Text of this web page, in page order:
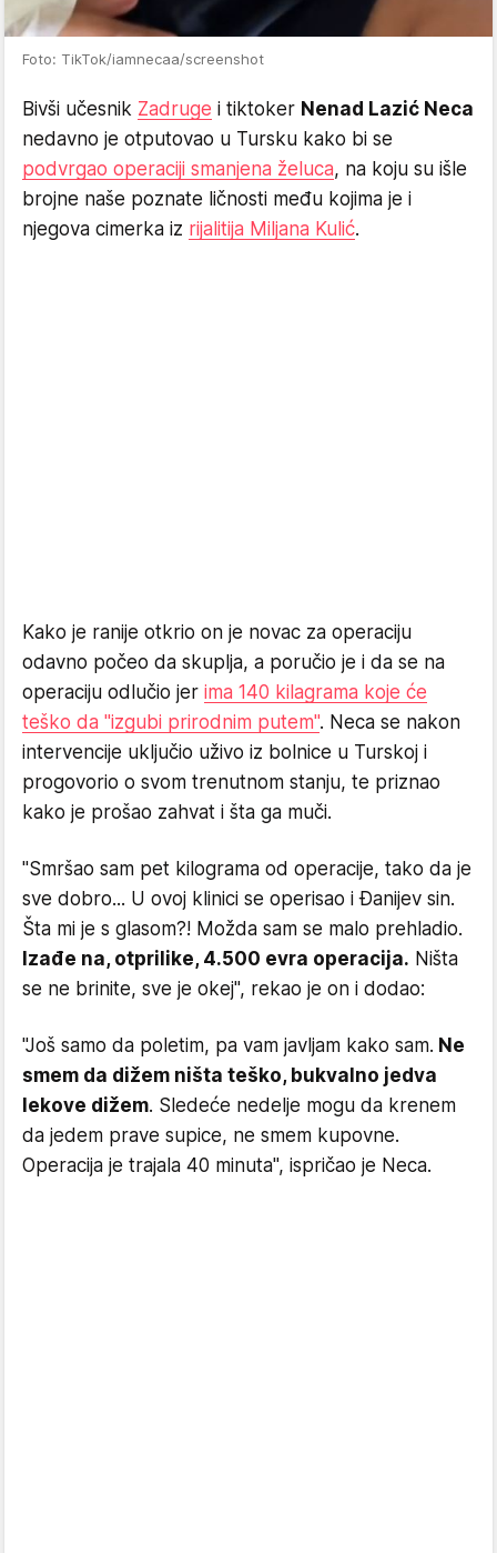
Foto: TikTok/iamnecaa/screenshot
Bivši učesnik Zadruge i tiktoker Nenad Lazić Neca
nedavno je otputovao u Tursku kako bi se
podvrgao operaciji smanjena želuca, na koju su išle
brojne naše poznate ličnosti među kojima je i
njegova cimerka iz rijalitija Miljana Kulić.
Kako je ranije otkrio on je novac za operaciju
odavno počeo da skuplja, a poručio je i da se na
operaciju odlučio jer ima 140 kilagrama koje će
teško da "izgubi prirodnim putem". Neca se nakon
intervencije uključio uživo iz bolnice u Turskoj i
progovorio o svom trenutnom stanju, te priznao
kako je prošao zahvat i šta ga muči.
"Smršao sam pet kilograma od operacije, tako da je
sve dobro... U ovoj klinici se operisao i Đanijev sin.
Šta mi je s glasom?! Možda sam se malo prehladio.
Izađe na, otprilike, 4.500 evra operacija. Ništa
se ne brinite, sve je okej", rekao je on i dodao:
"Još samo da poletim, pa vam javljam kako sam. Ne
smem da dižem ništa teško, bukvalno jedva
lekove dižem. Sledeće nedelje mogu da krenem
da jedem prave supice, ne smem kupovne.
Operacija je trajala 40 minuta", ispričao je Neca.